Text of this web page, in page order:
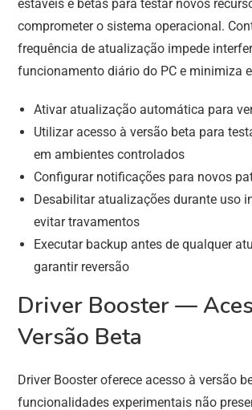
estáveis e betas para testar novos
comprometer o sistema operacional.
frequência de atualização impede
funcionamento diário do PC e minimiza
Ativar atualização automática para
Utilizar acesso à versão beta para
em ambientes controlados
Configurar notificações para novos
Desabilitar atualizações durante uso
evitar travamentos
Executar backup antes de qualquer
garantir reversão
Driver Booster —
Versão Beta
Driver Booster oferece acesso à versão
funcionalidades experimentais não